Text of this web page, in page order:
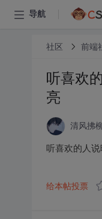
导航
社区 前端
听喜欢
亮
清风拂
听喜欢的人
给本帖投票